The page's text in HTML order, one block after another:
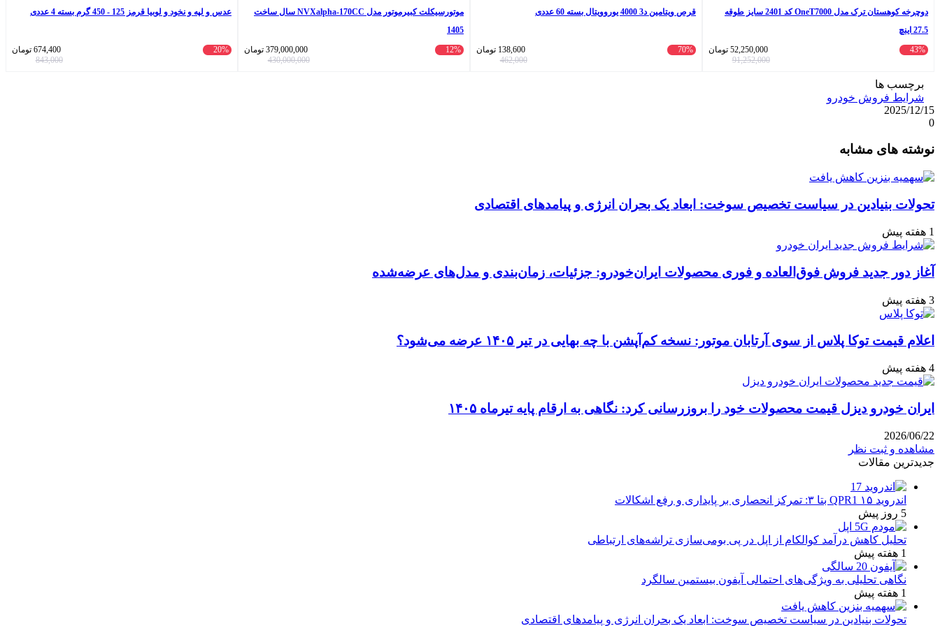
دوچرخه کوهستان ترک مدل OneT7000 کد 2401 سایز طوقه
27.5 اینچ
43%
52,250,000 تومان
91,252,000
قرص ویتامین د3 4000 یوروویتال بسته 60 عددی
70%
138,600 تومان
462,000
موتورسیکلت کبیرموتور مدل NVXalpha-170CC سال ساخت
1405
12%
379,000,000 تومان
430,000,000
عدس و لپه و نخود و لوبیا قرمز 125 - 450 گرم بسته 4 عددی
20%
674,400 تومان
843,000
برچسب ها
شرایط فروش خودرو
2025/12/15
0
آپ
گذاری
ایمیل
نوشته های مشابه
تحولات بنیادین در سیاست تخصیص سوخت: ابعاد یک بحران انرژی و پیامدهای اقتصادی
1 هفته پیش
آغاز دور جدید فروش فوق‌العاده و فوری محصولات ایران‌خودرو: جزئیات، زمان‌بندی و مدل‌های عرضه‌شده
3 هفته پیش
اعلام قیمت توکا پلاس از سوی آرتابان موتور: نسخه کم‌آپشن با چه بهایی در تیر ۱۴۰۵ عرضه می‌شود؟
4 هفته پیش
ایران خودرو دیزل قیمت محصولات خود را بروزرسانی کرد: نگاهی به ارقام پایه تیرماه ۱۴۰۵
2026/06/22
مشاهده و ثبت نظر
جدیدترین مقالات
اندروید ۱۵ QPR1 بتا ۳: تمرکز انحصاری بر پایداری و رفع اشکالات
5 روز پیش
تحلیل کاهش درآمد کوالکام از اپل در پی بومی‌سازی تراشه‌های ارتباطی
1 هفته پیش
نگاهی تحلیلی به ویژگی‌های احتمالی آیفون بیستمین سالگرد
1 هفته پیش
تحولات بنیادین در سیاست تخصیص سوخت: ابعاد یک بحران انرژی و پیامدهای اقتصادی